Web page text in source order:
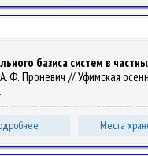
базиса систем в
Ф. Проневич // Уфимская
Места